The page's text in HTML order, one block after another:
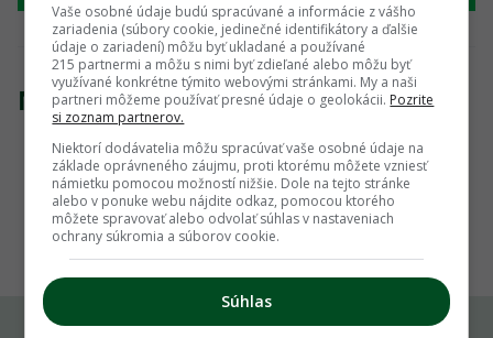
Nenašli sme žiadny produkt
1
Vaše osobné údaje budú spracúvané a informácie z vášho
zariadenia (súbory cookie, jedinečné identifikátory a ďalšie
údaje o zariadení) môžu byť ukladané a používané
215 partnermi a môžu s nimi byť zdieľané alebo môžu byť
využívané konkrétne týmito webovými stránkami. My a naši
partneri môžeme používať presné údaje o geolokácii. Pozrite
si zoznam partnerov.
Niektorí dodávatelia môžu spracúvať vaše osobné údaje na
základe oprávneného záujmu, proti ktorému môžete vzniesť
námietku pomocou možností nižšie. Dole na tejto stránke
alebo v ponuke webu nájdite odkaz, pomocou ktorého
môžete spravovať alebo odvolať súhlas v nastaveniach
ochrany súkromia a súborov cookie.
Súhlas